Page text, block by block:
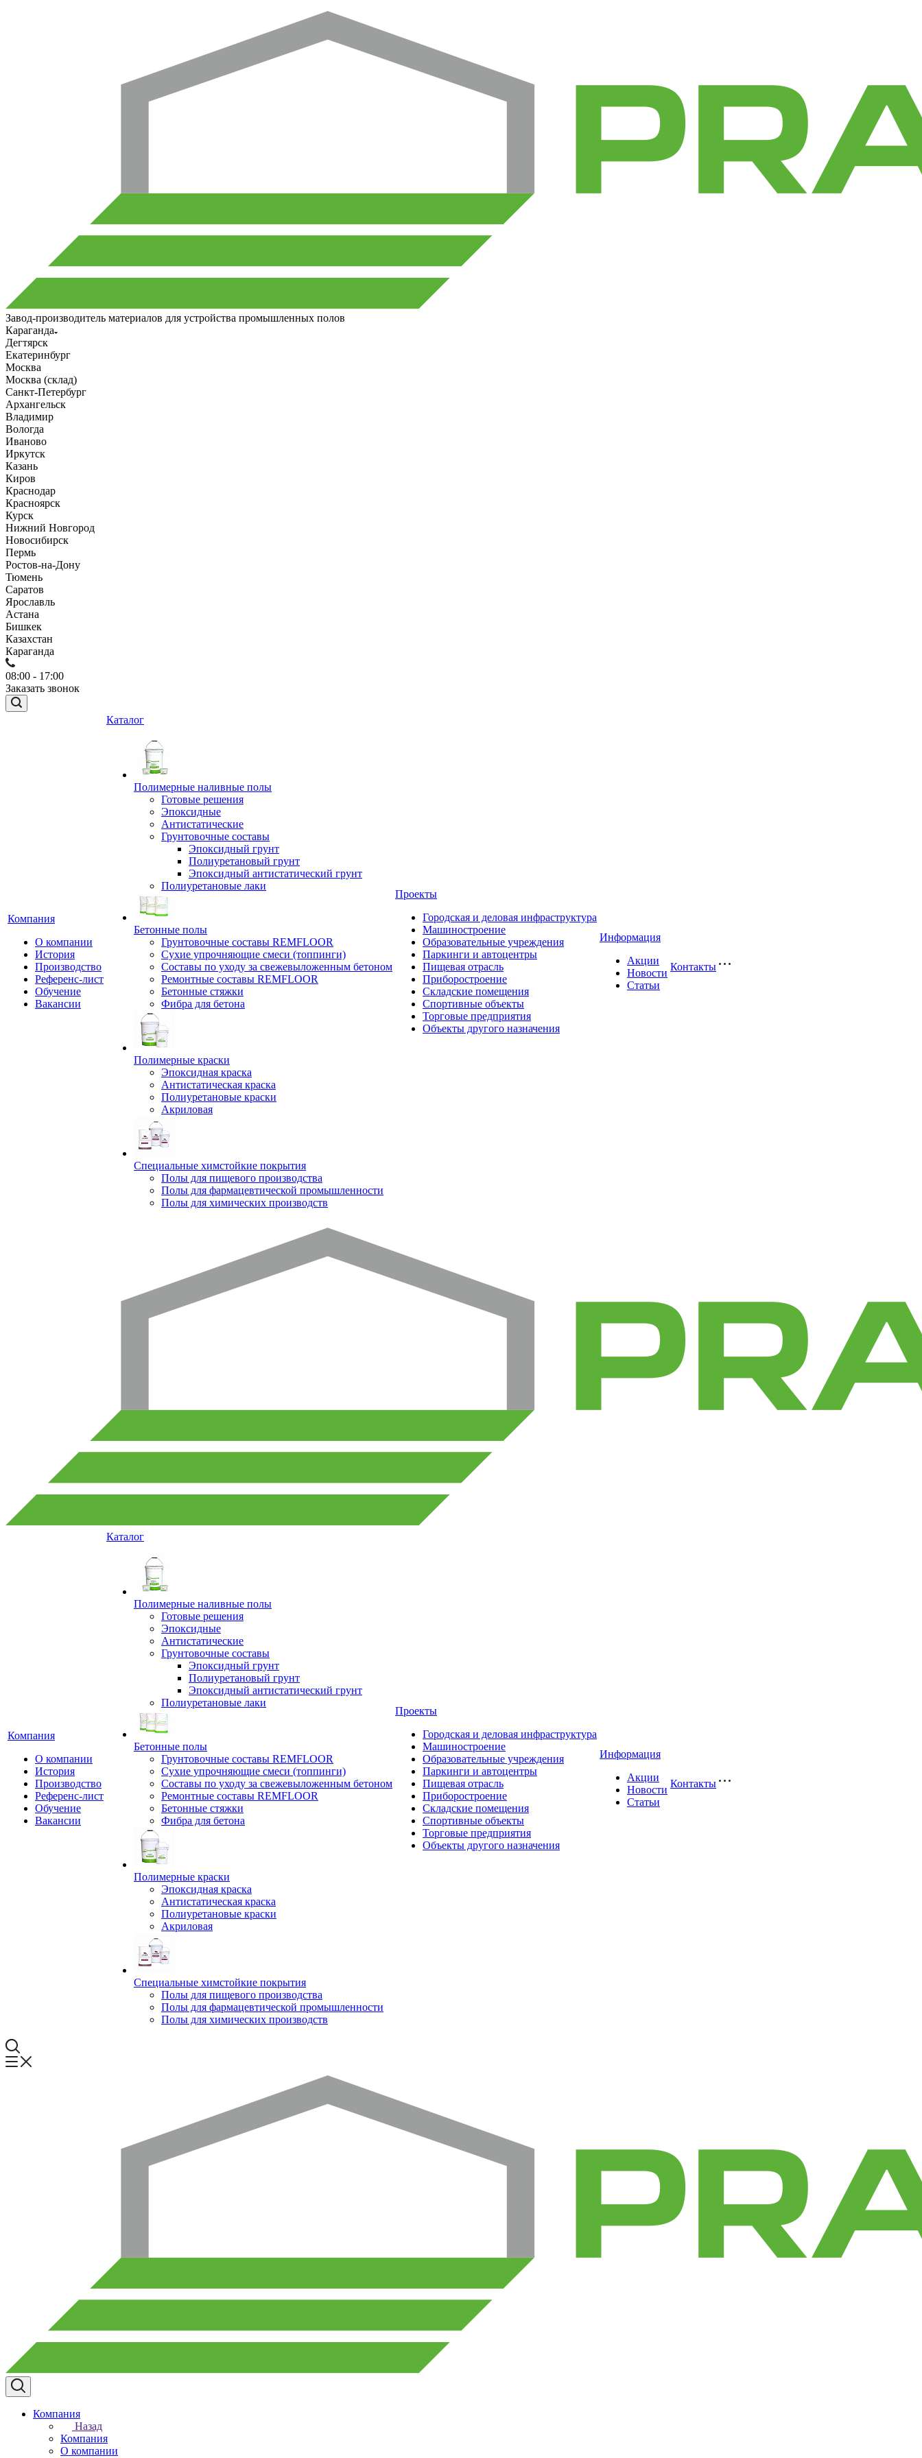
Завод-производитель материалов для устройства промышленных полов
Караганда
Дегтярск
Екатеринбург
Москва
Москва (склад)
Санкт-Петербург
Архангельск
Владимир
Вологда
Иваново
Иркутск
Казань
Киров
Краснодар
Красноярск
Курск
Нижний Новгород
Новосибирск
Пермь
Ростов-на-Дону
Тюмень
Саратов
Ярославль
Астана
Бишкек
Казахстан
Караганда
08:00 - 17:00
Заказать звонок
Компания
О компании
История
Производство
Референс-лист
Обучение
Вакансии
Каталог
Полимерные наливные полы
Готовые решения
Эпоксидные
Антистатические
Грунтовочные составы
Эпоксидный грунт
Полиуретановый грунт
Эпоксидный антистатический грунт
Полиуретановые лаки
Бетонные полы
Грунтовочные составы REMFLOOR
Сухие упрочняющие смеси (топпинги)
Составы по уходу за свежевыложенным бетоном
Ремонтные составы REMFLOOR
Бетонные стяжки
Фибра для бетона
Полимерные краски
Эпоксидная краска
Антистатическая краска
Полиуретановые краски
Акриловая
Специальные химстойкие покрытия
Полы для пищевого производства
Полы для фармацевтической промышленности
Полы для химических производств
Проекты
Городская и деловая инфраструктура
Машиностроение
Образовательные учреждения
Паркинги и автоцентры
Пищевая отрасль
Приборостроение
Складские помещения
Спортивные объекты
Торговые предприятия
Объекты другого назначения
Информация
Акции
Новости
Статьи
Контакты
Компания
О компании
История
Производство
Референс-лист
Обучение
Вакансии
Каталог
Полимерные наливные полы
Готовые решения
Эпоксидные
Антистатические
Грунтовочные составы
Эпоксидный грунт
Полиуретановый грунт
Эпоксидный антистатический грунт
Полиуретановые лаки
Бетонные полы
Грунтовочные составы REMFLOOR
Сухие упрочняющие смеси (топпинги)
Составы по уходу за свежевыложенным бетоном
Ремонтные составы REMFLOOR
Бетонные стяжки
Фибра для бетона
Полимерные краски
Эпоксидная краска
Антистатическая краска
Полиуретановые краски
Акриловая
Специальные химстойкие покрытия
Полы для пищевого производства
Полы для фармацевтической промышленности
Полы для химических производств
Проекты
Городская и деловая инфраструктура
Машиностроение
Образовательные учреждения
Паркинги и автоцентры
Пищевая отрасль
Приборостроение
Складские помещения
Спортивные объекты
Торговые предприятия
Объекты другого назначения
Информация
Акции
Новости
Статьи
Контакты
Компания
Назад
Компания
О компании